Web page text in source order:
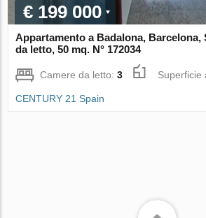
€ 199 000
Appartamento a Badalona, Barcelona,
da letto, 50 mq. N° 172034
Camere da letto:3
CENTURY 21 Spain